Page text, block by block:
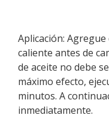
Aplicación:
caliente antes de
de aceite no debe
máximo efecto,
minutos. A
inmediatamente.